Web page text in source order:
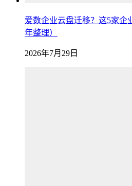
爱数企业云盘迁移？这5家企
年整理）
2026年7月29日